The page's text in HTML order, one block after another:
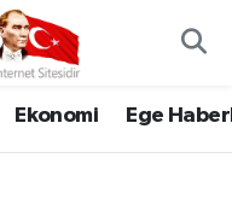
Ekonomi Ege